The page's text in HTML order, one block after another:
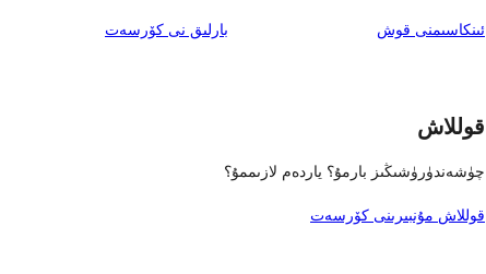
باھالاش
يۇلتۇز
ئىنكاسىمنى قوش بارلىق ئىنكاس
نى كۆرسەت
قوللاش
چۈشەندۈرۈشىڭىز بارمۇ؟ ياردەم لازىممۇ؟
قوللاش مۇنبىرىنى كۆرسەت